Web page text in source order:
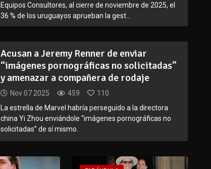
Equipos Consultores, al cierre de noviembre de 2025, el
36 % de los uruguayos aprueban la gest...
Acusan a Jeremy Renner de enviar
“imágenes pornográficas no solicitadas”
y amenazar a compañera de rodaje
Nov 07 2025 459
110
La estrella de Marvel habría perseguido a la directora
china Yi Zhou enviándole “imágenes pornográficas no
solicitadas” de sí mismo.